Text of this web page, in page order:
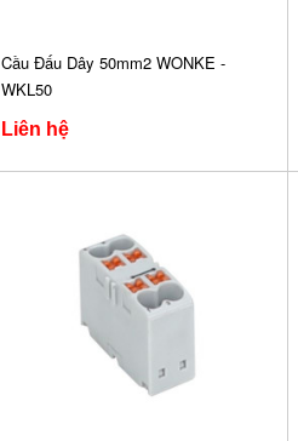
Cầu Đấu Dây 50mm2 WONKE -
WKL50
Liên hệ